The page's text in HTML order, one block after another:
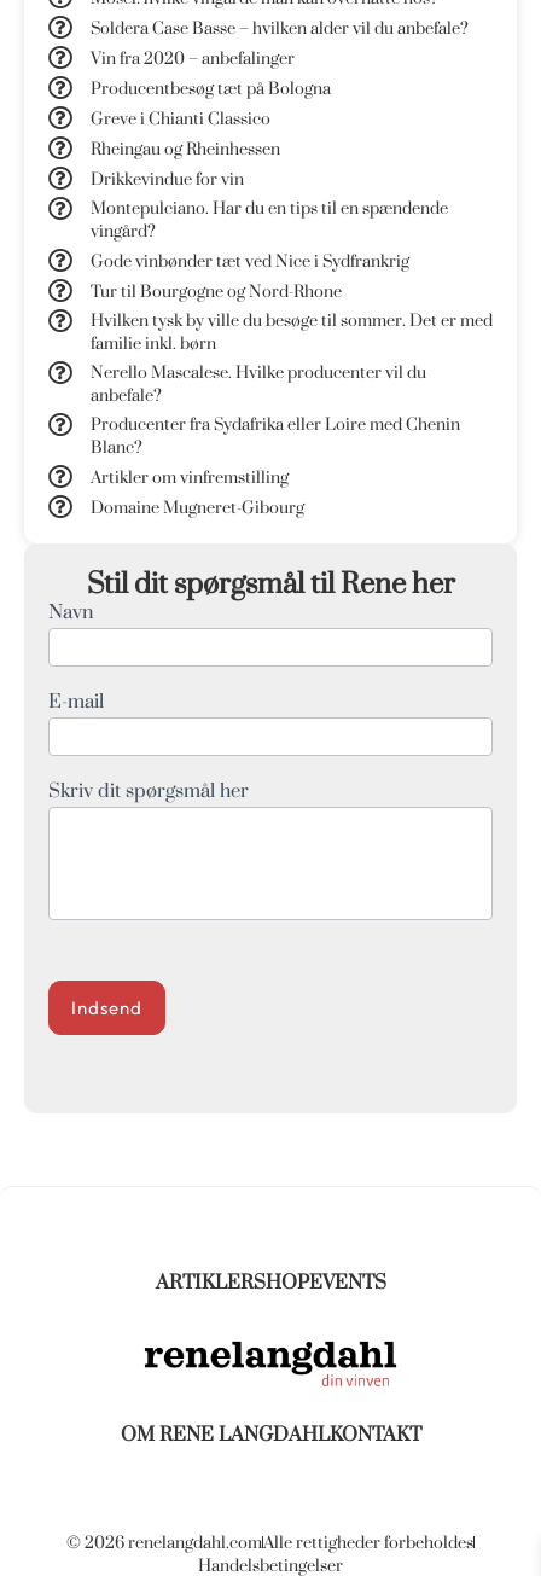
Soldera Case Basse – hvilken alder vil du anbefale?
Vin fra 2020 – anbefalinger
Producentbesøg tæt på Bologna
Greve i Chianti Classico
Rheingau og Rheinhessen
Drikkevindue for vin
Montepulciano. Har du en tips til en spændende
vingård?
Gode vinbønder tæt ved Nice i Sydfrankrig
Tur til Bourgogne og Nord-Rhone
Hvilken tysk by ville du besøge til sommer. Det er med
familie inkl. børn
Nerello Mascalese. Hvilke producenter vil du
anbefale?
Producenter fra Sydafrika eller Loire med Chenin
Blanc?
Artikler om vinfremstilling
Domaine Mugneret-Gibourg
Stil dit spørgsmål til Rene her
Q&A
Form
Navn
E-mail
Skriv dit spørgsmål her
Indsend
ARTIKLERSHOPEVENTS
OM RENE LANGDAHLKONTAKT
© 2026 renelangdahl.comAlle rettigheder forbeholdes
Handelsbetingelser